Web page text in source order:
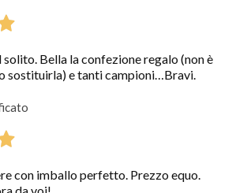
Bella la confezione regalo (non è
sostituirla) e tanti campioni…Bravi.
con imballo perfetto. Prezzo equo.